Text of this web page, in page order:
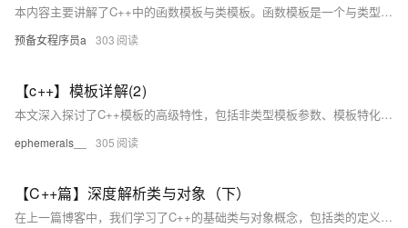
本内容主要讲解了C++中的函数模板与类模板。函数模板是一个与类型无关的函数家族，使用时根据实参类型生成特定版本，其定义可用`typename`或`class`作为关键字。函数模板实例化分为隐式和显式，前者由编译器推导类型，后者手动指定类型。同时，非模板函数优先于同名模板函数调用，且模板函数不支持自动类型转换。类模板则通过在类名后加`&lt;&gt;`指定类型实例化，生成具体类。最后，语录鼓励大家继续努力，技术不断进步！
预备女程序员a 303
【c++】模板详解(2)
本文深入探讨了C++模板的高级特性，包括非类型模板参数、模板特化和模板分离编译。通过具体代码示例，详细讲解了非类型参数的应用场景及其限制，函数模板和类模板的特化方式，以及分离编译时可能出现的链接错误及解决方案。最后总结了模板的优点如提高代码复用性和类型安全，以及缺点如增加编译时间和代码复杂度。通过本文的学习，读者可以进一步加深对C++模板的理解并灵活应用于实际编程中。
ephemerals__ 305
【C++篇】深度解析类与对象（下）
在上一篇博客中，我们学习了C++的基础类与对象概念，包括类的定义、对象的使用和构造函数的作用。在这一篇，我们将深入探讨C++类的一些重要特性，如构造函数的高级用法、类型转换、static成员、友元、内部类、匿名对象，以及对象拷贝优化等。这些内容可以帮助你更好地理解和应用面向对象编程的核心理念，提升代码的健壮性、灵活性和可维护性。